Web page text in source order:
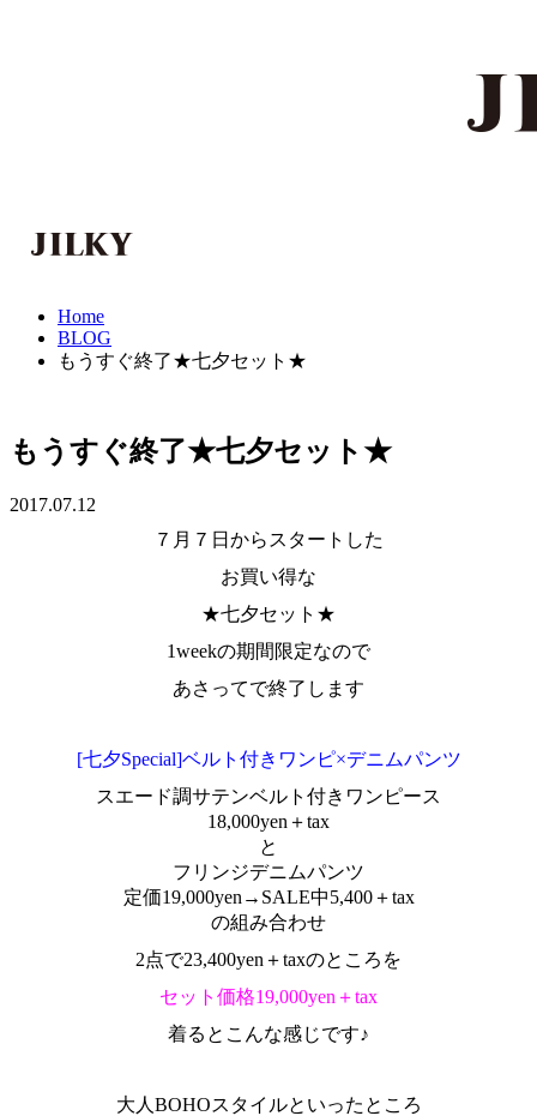
Home
BLOG
もうすぐ終了★七夕セット★
もうすぐ終了★七夕セット★
2017.07.12
７月７日からスタートした
お買い得な
★七夕セット★
1weekの期間限定なので
あさってで終了します
[七夕Special]ベルト付きワンピ×デニムパンツ
スエード調サテンベルト付きワンピース
18,000yen＋tax
と
フリンジデニムパンツ
定価19,000yen→SALE中5,400＋tax
の組み合わせ
2点で23,400yen＋taxのところを
セット価格19,000yen＋tax
着るとこんな感じです♪
大人BOHOスタイルといったところ